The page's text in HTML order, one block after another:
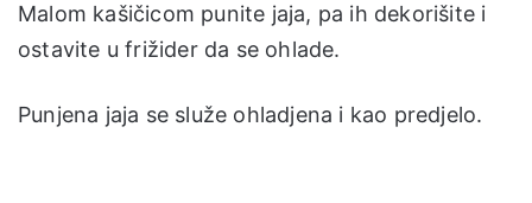
Malom kašičicom punite jaja, pa ih dekorišite i
ostavite u frižider da se ohlade.
Punjena jaja se služe ohladjena i kao predjelo.